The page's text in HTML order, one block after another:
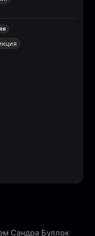
Сандра Буллок